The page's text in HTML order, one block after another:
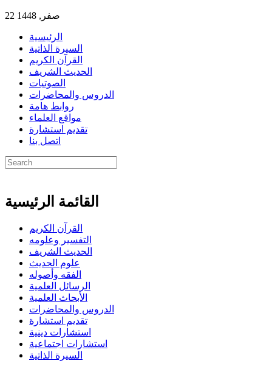
22 صفر, 1448
الرئيسية
السيرة الذاتية
القرآن الكريم
الحديث الشريف
الصوتيات
الدروس والمحاضرات
روابط هامة
مواقع العلماء
تقديم استشارة
اتصل بنا
القائمة الرئيسية
القرآن الكريم
التفسير وعلومه
الحديث الشريف
علوم الحديث
الفقه وأصوله
الرسائل العلمية
الأبحاث العلمية
الدروس والمحاضرات
تقديم استشارة
استشارات دينية
استشارات اجتماعية
السيرة الذاتية